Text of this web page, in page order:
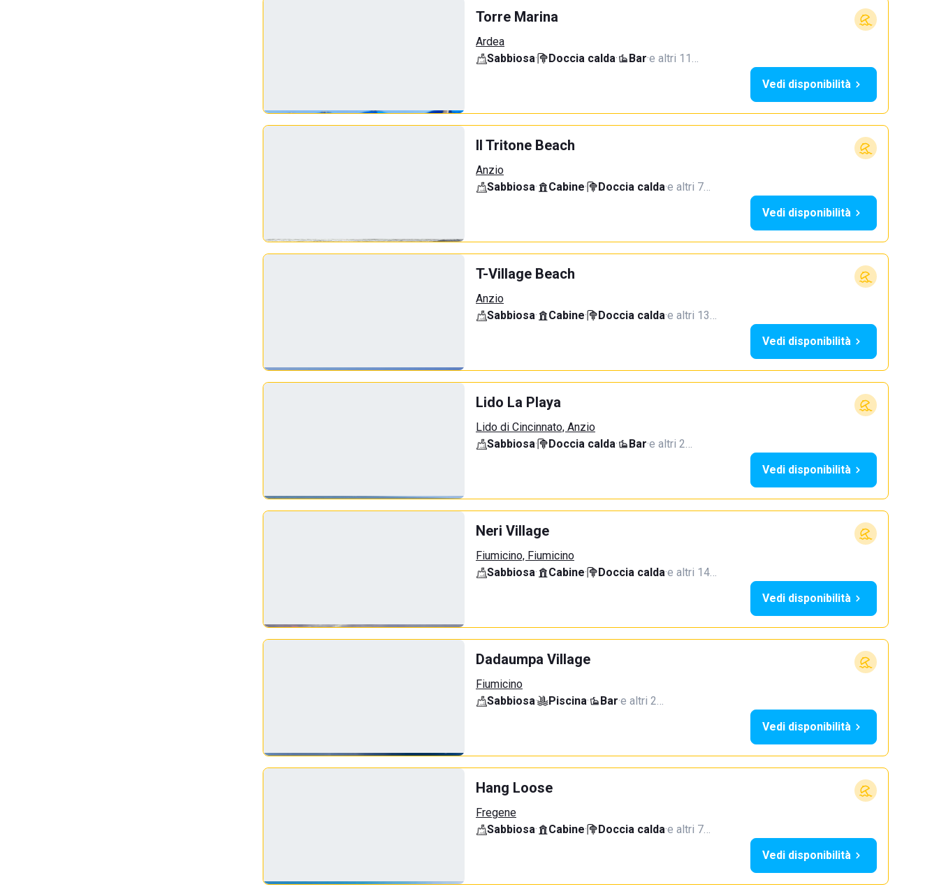
Torre Marina
Ardea
Sabbiosa· Doccia calda· Bar·e altri 11…
Vedi disponibilità
Il Tritone Beach
Anzio
Sabbiosa· Cabine· Doccia calda·e altri 7…
Vedi disponibilità
T-Village Beach
Anzio
Sabbiosa· Cabine· Doccia calda·e altri 13…
Vedi disponibilità
Lido La Playa
Lido di Cincinnato, Anzio
Sabbiosa· Doccia calda· Bar·e altri 2…
Vedi disponibilità
Neri Village
Fiumicino, Fiumicino
Sabbiosa· Cabine· Doccia calda·e altri 14…
Vedi disponibilità
Dadaumpa Village
Fiumicino
Sabbiosa· Piscina· Bar·e altri 2…
Vedi disponibilità
Hang Loose
Fregene
Sabbiosa· Cabine· Doccia calda·e altri 7…
Vedi disponibilità